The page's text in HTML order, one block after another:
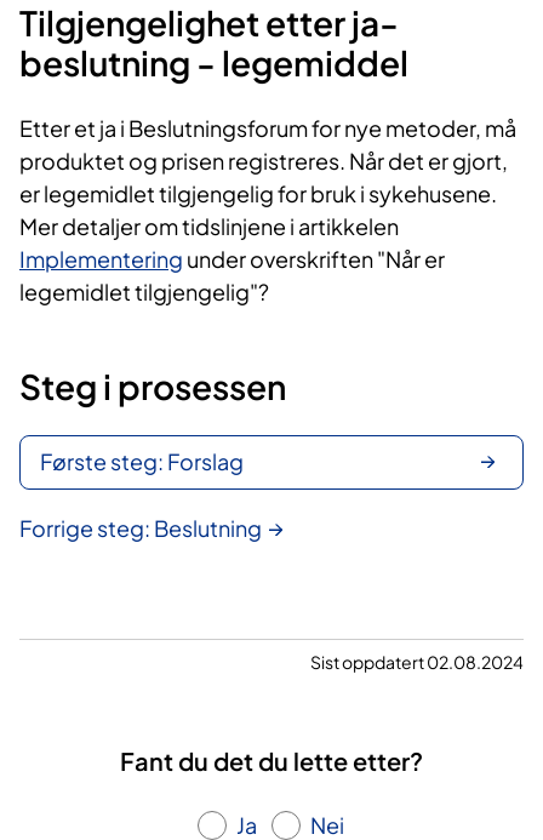
Tilgjengelighet etter ja-
beslutning - legemiddel
Etter et ja i Beslutningsforum for nye metoder, må
produktet og prisen registreres. Når det er gjort,
er legemidlet tilgjengelig for bruk i sykehusene.
Mer detaljer om tidslinjene i artikkelen
Implementering under overskriften "Når er
legemidlet tilgjengelig"?
Steg i prosessen
Første steg: Forslag
Forrige steg: Beslutning
Sist oppdatert 02.08.2024
Fant du det du lette etter?
Ja Nei